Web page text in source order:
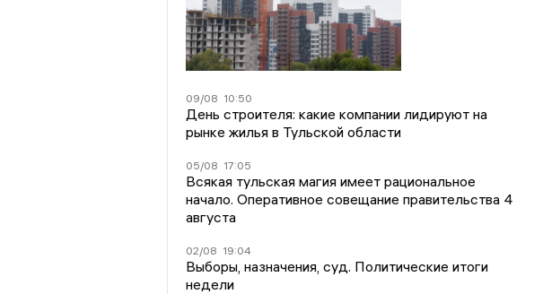
09/08 10:50
День строителя: какие компании лидируют на
рынке жилья в Тульской области
05/08 17:05
Всякая тульская магия имеет рациональное
начало. Оперативное совещание правительства 4
августа
02/08 19:04
Выборы, назначения, суд. Политические итоги
недели